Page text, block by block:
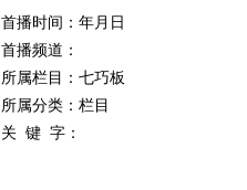
首播时间：年月日
首播频道：
所属栏目： 七巧板
所属分类：栏目
关 键 字：